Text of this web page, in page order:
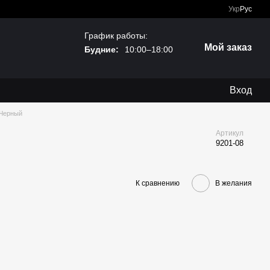
Укр Рус
График работы:
Будние:
10:00–18:00 Мой заказ
Вход
Черный
Артикул
9201-08
К сравнению В желания